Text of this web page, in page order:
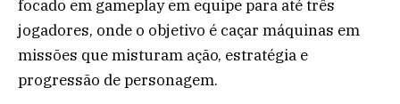
focado em gameplay em equipe para até três
jogadores, onde o objetivo é caçar máquinas em
missões que misturam ação, estratégia e
progressão de personagem.